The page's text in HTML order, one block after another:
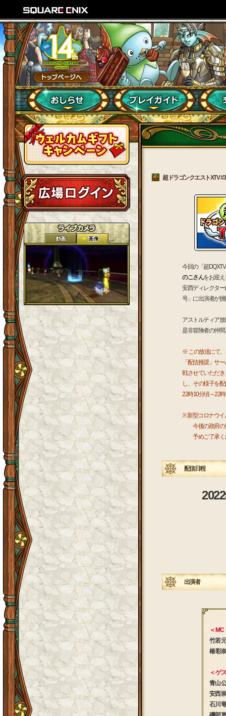
超ドラゴンクエストXTV
今回の「超
のこさんをお迎え
安西ディレクタ
号」に出演者が
アストルティア
是非冒険者の仲
※ この放送にて
「配信推奨」サ
戦させていただ
し、その様子を
22時10分頃～22
※ 新型コロナウイ
今後の政府の
予めご了承く
配信日程
出演者
＜ MC
竹若
椿 彩奈
＜ ゲ
青山
安西 崇
石川